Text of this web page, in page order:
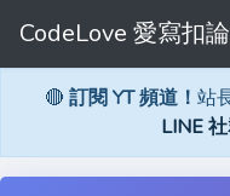
CodeLove 愛寫扣
🔴 訂閱 YT 頻道！ 站
LINE